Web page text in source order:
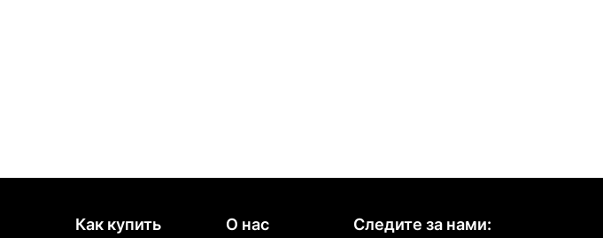
Как купить О нас Следите за нами: